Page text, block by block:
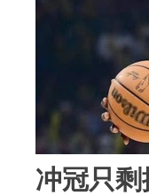
冲冠只